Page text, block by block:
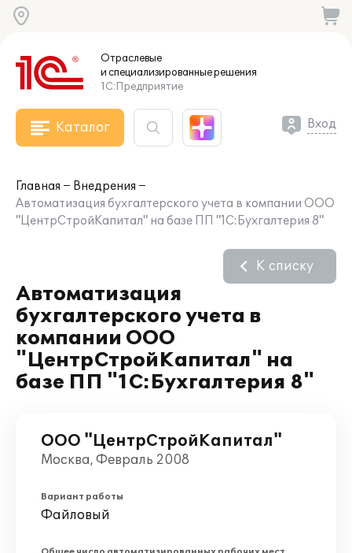
Отраслевые
и специализированныерешения
1С:Предприятие
Каталог Вход
Главная
Внедрения
Автоматизация бухгалтерского учета в компании ООО
"ЦентрСтройКапитал" на базе ПП "1С:Бухгалтерия 8"
Автоматизация
бухгалтерского учета в
компании ООО
"ЦентрСтройКапитал" на
базе ПП "1С:Бухгалтерия 8"
К списку
ООО "ЦентрСтройКапитал"
Москва, Февраль 2008
Вариант работы
Файловый